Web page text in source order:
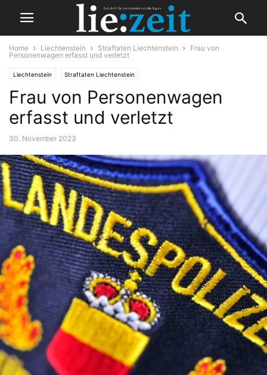
Home Liechtenstein Straftaten Liechtenstein
Frau von
Personenwagen erfasst und verletzt
Liechtenstein Straftaten Liechtenstein
Frau von Personenwagen
erfasst und verletzt
30. November 2023